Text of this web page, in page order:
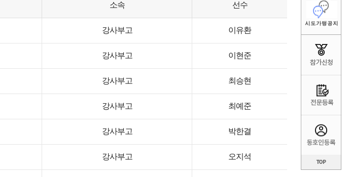
소속 선수
강사부고 이유환
강사부고 이현준
강사부고 최승현
강사부고 최예준
강사부고 박한결
강사부고 오지석